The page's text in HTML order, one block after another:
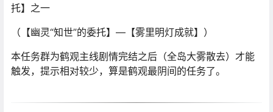
托】之一
（【幽灵“知世”的委托】—【雾里明灯成就】）
本任务群为鹤观主线剧情完结之后（全岛大雾散去）才能
触发，提示相对较少，算是鹤观最阴间的任务了。